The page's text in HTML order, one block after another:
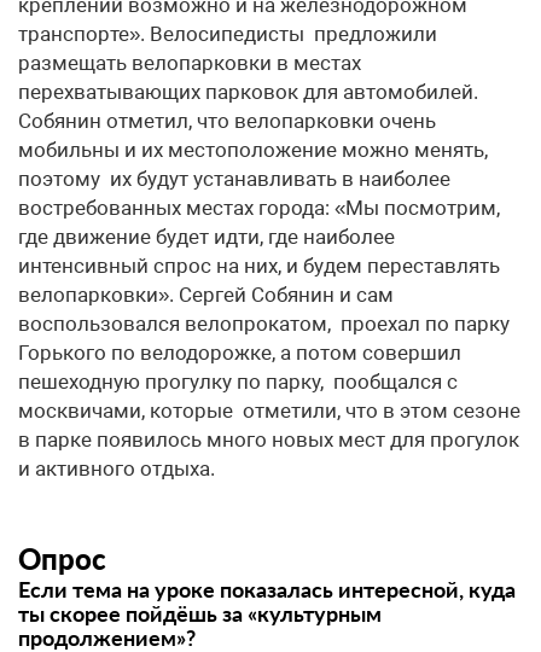
креплений возможно и на железнодорожном
транспорте». Велосипедисты предложили
размещать велопарковки в местах
перехватывающих парковок для автомобилей.
Собянин отметил, что велопарковки очень
мобильны и их местоположение можно менять,
поэтому их будут устанавливать в наиболее
востребованных местах города: «Мы посмотрим,
где движение будет идти, где наиболее
интенсивный спрос на них, и будем переставлять
велопарковки». Сергей Собянин и сам
воспользовался велопрокатом, проехал по парку
Горького по велодорожке, а потом совершил
пешеходную прогулку по парку, пообщался с
москвичами, которые отметили, что в этом сезоне
в парке появилось много новых мест для прогулок
и активного отдыха.
Опрос
Если тема на уроке показалась интересной, куда
ты скорее пойдёшь за «культурным
продолжением»?